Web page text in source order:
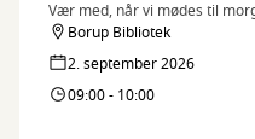
Vær med, når vi mødes til
Borup Bibliotek
2. september 2026
09:00 - 10:00